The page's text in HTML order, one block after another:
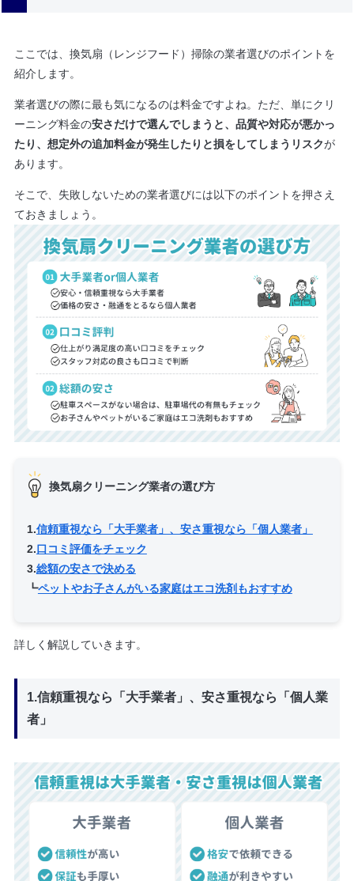
ここでは、換気扇（レンジフード）掃除の業者選びのポイントを
紹介します。
業者選びの際に最も気になるのは料金ですよね。ただ、単にクリ
ーニング料金の安さだけで選んでしまうと、品質や対応が悪かっ
たり、想定外の追加料金が発生したりと損をしてしまうリスクが
あります。
そこで、失敗しないための業者選びには以下のポイントを押さえ
ておきましょう。
換気扇クリーニング業者の選び方
1.信頼重視なら「大手業者」、安さ重視なら「個人業者」
2.口コミ評価をチェック
3.総額の安さで決める
┗ペットやお子さんがいる家庭はエコ洗剤もおすすめ
詳しく解説していきます。
1.信頼重視なら「大手業者」、安さ重視なら「個人業
者」